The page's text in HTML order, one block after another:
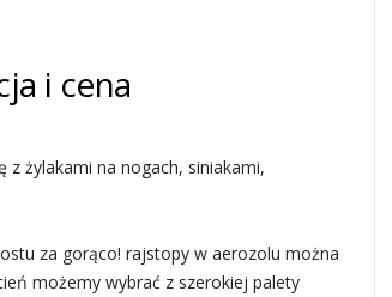
i cena
żylakami na nogach, siniakami,
za gorąco! rajstopy w aerozolu można
możemy wybrać z szerokiej palety